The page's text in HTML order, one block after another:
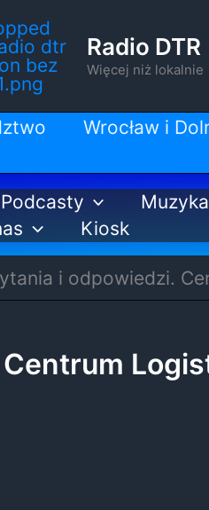
Radio DTR
Więcej niż lokalnie
Wrocław i
Podcasty
Muzyka
Kiosk
i odpowiedzi.